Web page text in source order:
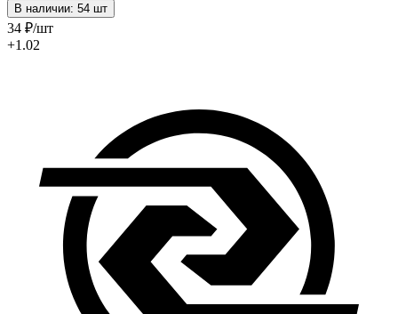
В наличии: 54 шт
34 ₽/шт
+1.02